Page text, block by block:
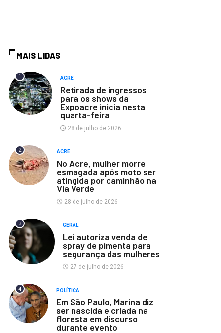
MAIS LIDAS
1 ACRE
Retirada de ingressos
para os shows da
Expoacre inicia nesta
quarta-feira
28 de julho de 2026
2 ACRE
No Acre, mulher morre
esmagada após moto ser
atingida por caminhão na
Via Verde
28 de julho de 2026
3 GERAL
Lei autoriza venda de
spray de pimenta para
segurança das mulheres
27 de julho de 2026
4 POLÍTICA
Em São Paulo, Marina diz
ser nascida e criada na
floresta em discurso
durante evento